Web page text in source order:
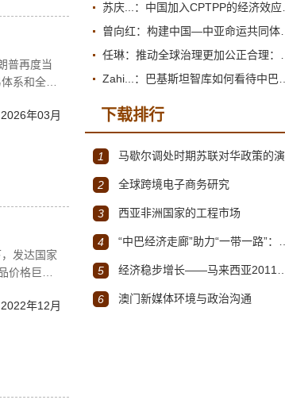
普再度当
系和全球
智能、气
竞争中。
年03月
发达国家
价格巨涨
。展望未
科技机制
可能性
年12月
下载排行
1 马歇尔调处时期苏联对华政策的演变（1945年12月～1947年1月）
2 全球跨境电子商务研究
3 西亚非洲国家的工程市场
4 “中巴经济走廊”助力“一带一路”：机遇与挑战
5 经济稳步增长——马来西亚2011～2012年经济发展回顾与展望
6 澳门新媒体环境与政治沟通